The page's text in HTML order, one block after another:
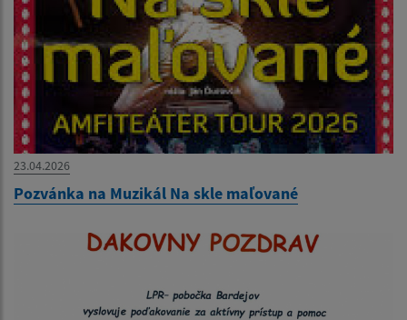
23.04.2026
Pozvánka na Muzikál Na skle maľované